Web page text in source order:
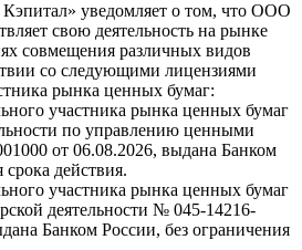
уведомляет о том, что ООО
свою деятельность на рынке
совмещения различных видов
со следующими лицензиями
рынка ценных бумаг:
участника рынка ценных бумаг
по управлению ценными
от 06.08.2026, выдана Банком
действия.
участника рынка ценных бумаг
деятельности № 045-14216-
Банком России, без ограничения